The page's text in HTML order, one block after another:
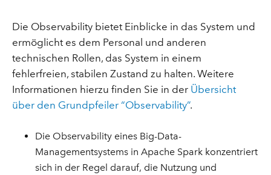
Die Observability bietet Einblicke in das System und
ermöglicht es dem Personal und anderen
technischen Rollen, das System in einem
fehlerfreien, stabilen Zustand zu halten. Weitere
Informationen hierzu finden Sie in der Übersicht
über den Grundpfeiler “Observability”.
Die Observability eines Big-Data-
Managementsystems in Apache Spark konzentriert
sich in der Regel darauf, die Nutzung und